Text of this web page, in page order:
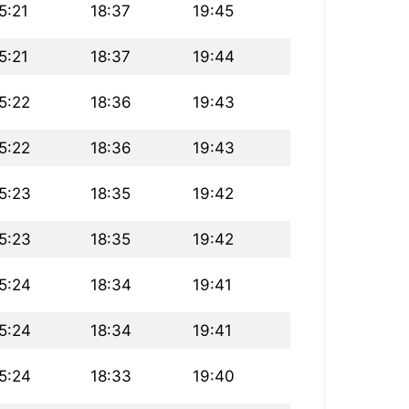
18:37 19:45
18:37 19:44
18:36 19:43
18:36 19:43
18:35 19:42
18:35 19:42
18:34 19:41
18:34 19:41
18:33 19:40